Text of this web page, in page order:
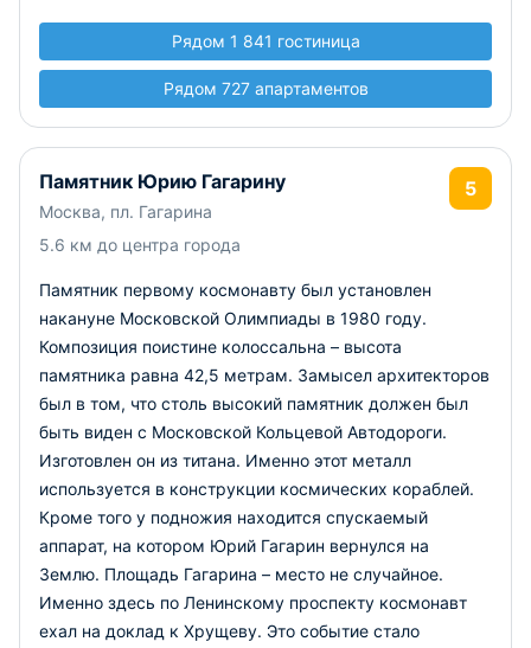
Рядом 1 841 гостиница
Рядом 727 апартаментов
Памятник Юрию Гагарину
Москва, пл. Гагарина
5.6 км до центра города
5
Памятник первому космонавту был установлен
накануне Московской Олимпиады в 1980 году.
Композиция поистине колоссальна – высота
памятника равна 42,5 метрам. Замысел архитекторов
был в том, что столь высокий памятник должен был
быть виден с Московской Кольцевой Автодороги.
Изготовлен он из титана. Именно этот металл
используется в конструкции космических кораблей.
Кроме того у подножия находится спускаемый
аппарат, на котором Юрий Гагарин вернулся на
Землю. Площадь Гагарина – место не случайное.
Именно здесь по Ленинскому проспекту космонавт
ехал на доклад к Хрущеву. Это событие стало